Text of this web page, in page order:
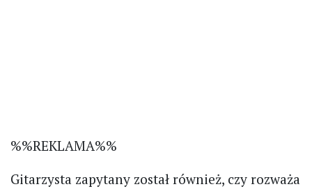
%%REKLAMA%%
Gitarzysta zapytany został również, czy rozważa